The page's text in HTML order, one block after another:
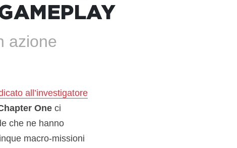
azione
all’investigatore
Oneci
che ne hanno
macro-missioni